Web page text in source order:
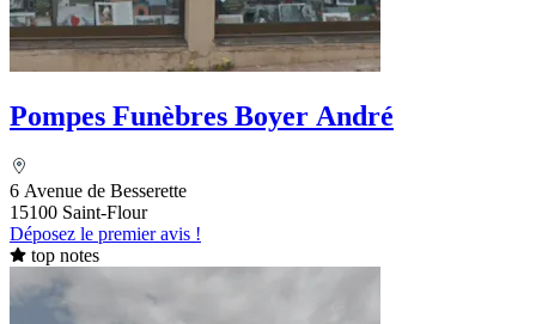
Pompes Funèbres Boyer André
6 Avenue de Besserette
15100 Saint-Flour
Déposez le premier avis !
top notes